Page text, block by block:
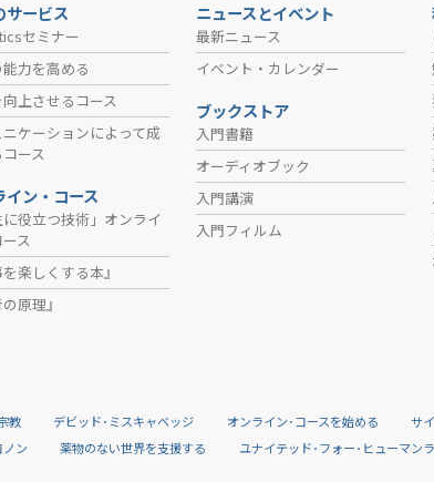
サービス
セミナー
力を高める
上させるコース
ニケーションによって成
ース
イン・コース
に役立つ技術」オンライ
ス
を楽しくする本』
原理』
ニュースとイベント
最新ニュース
イベント・カレンダー
ブックストア
入門書籍
オーディオブック
入門講演
入門フィルム
教 デビッド･ミスキャベッジ オンライン･コースを始める
サ
ノン 薬物のない世界を支援する ユナイテッド･フォー･ヒューマン